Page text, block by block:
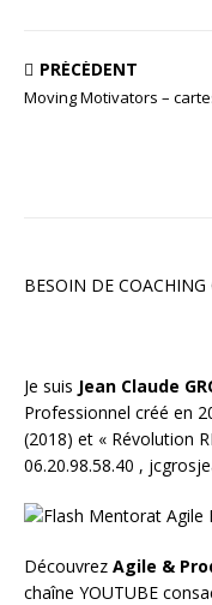
PRÉCÉDENT
Moving Motivators –
BESOIN DE
Je suis Jean Claude
Professionnel créé en
(2018) et « Révolution
06.20.98.58.40 ,
Découvrez Agile &
chaîne YOUTUBE